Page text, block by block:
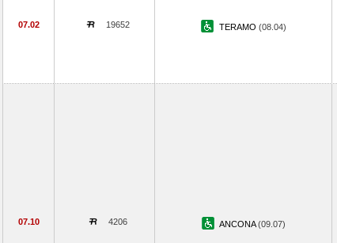
07.02 19652 TERAMO (08.04)
07.10 4206 ANCONA(09.07)